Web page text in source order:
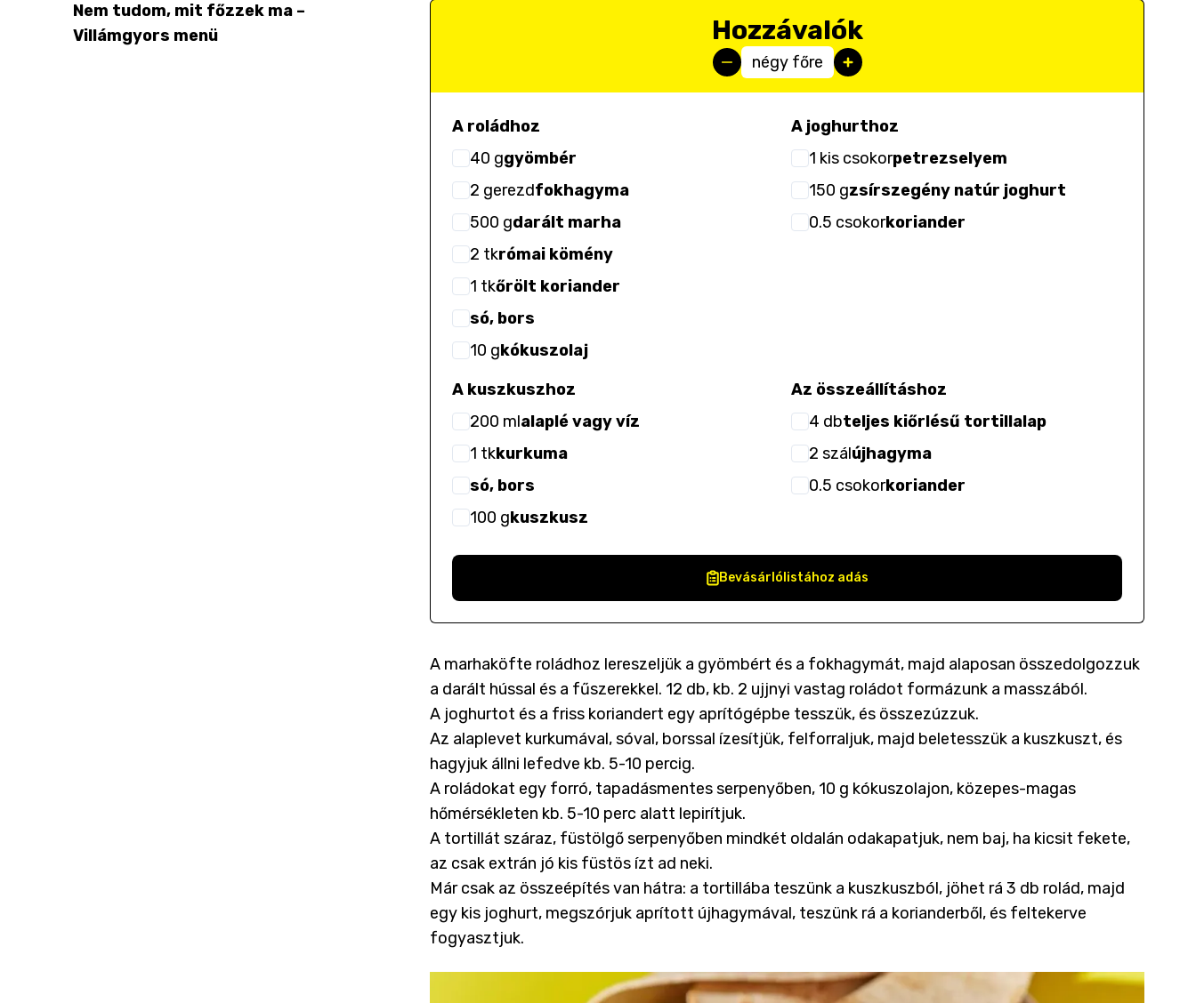
Nem tudom, mit főzzek ma –
Villámgyors menü
Hozzávalók
négy főre
A roládhoz
40 ggyömbér
2 gerezdfokhagyma
500 gdarált marha
2 tkrómai kömény
1 tkőrölt koriander
só, bors
10 gkókuszolaj
A joghurthoz
1 kis csokorpetrezselyem
150 gzsírszegény natúr joghurt
0.5 csokorkoriander
A kuszkuszhoz
200 mlalaplé vagy víz
1 tkkurkuma
só, bors
100 gkuszkusz
Az összeállításhoz
4 dbteljes kiőrlésű tortillalap
2 szálújhagyma
0.5 csokorkoriander
Bevásárlólistához adás
A marhaköfte roládhoz lereszeljük a gyömbért és a fokhagymát, majd alaposan összedolgozzuk
a darált hússal és a fűszerekkel. 12 db, kb. 2 ujjnyi vastag roládot formázunk a masszából.
A joghurtot és a friss koriandert egy aprítógépbe tesszük, és összezúzzuk.
Az alaplevet kurkumával, sóval, borssal ízesítjük, felforraljuk, majd beletesszük a kuszkuszt, és
hagyjuk állni lefedve kb. 5-10 percig.
A roládokat egy forró, tapadásmentes serpenyőben, 10 g kókuszolajon, közepes-magas
hőmérsékleten kb. 5-10 perc alatt lepirítjuk.
A tortillát száraz, füstölgő serpenyőben mindkét oldalán odakapatjuk, nem baj, ha kicsit fekete,
az csak extrán jó kis füstös ízt ad neki.
Már csak az összeépítés van hátra: a tortillába teszünk a kuszkuszból, jöhet rá 3 db rolád, majd
egy kis joghurt, megszórjuk aprított újhagymával, teszünk rá a korianderből, és feltekerve
fogyasztjuk.